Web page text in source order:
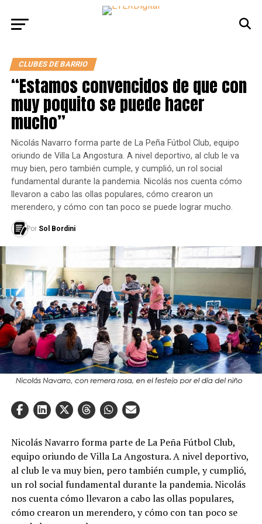
CLUBES DE BARRIO
“Estamos convencidos de que con
muy poquito se puede hacer
mucho”
Nicolás Navarro forma parte de La Peña Fútbol Club, equipo
oriundo de Villa La Angostura. A nivel deportivo, al club le va
muy bien, pero también cumple, y cumplió, un rol social
fundamental durante la pandemia. Nicolás nos cuenta cómo
llevaron a cabo las ollas populares, cómo crearon un
merendero, y cómo con tan poco se puede lograr mucho.
Por Sol Bordini
Nicolás Navarro forma parte de La Peña Fútbol Club,
equipo oriundo de Villa La Angostura. A nivel deportivo,
al club le va muy bien, pero también cumple, y cumplió,
un rol social fundamental durante la pandemia. Nicolás
nos cuenta cómo llevaron a cabo las ollas populares,
cómo crearon un merendero, y cómo con tan poco se